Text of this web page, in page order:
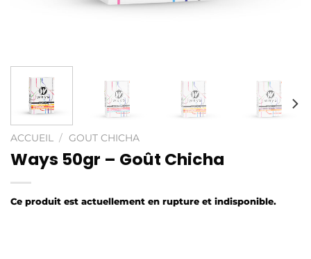
ACCUEIL / GOUT CHICHA
Ways 50gr – Goût Chicha
Ce produit est actuellement en rupture et indisponible.